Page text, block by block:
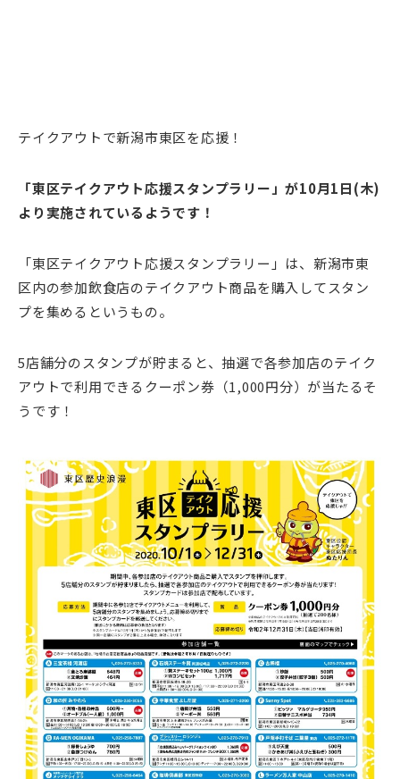
テイクアウトで新潟市東区を応援！
「東区テイクアウト応援スタンプラリー」が10月1日(木)
より実施されているようです！
「東区テイクアウト応援スタンプラリー」は、新潟市東
区内の参加飲食店のテイクアウト商品を購入してスタン
プを集めるというもの。
5店舗分のスタンプが貯まると、抽選で各参加店のテイク
アウトで利用できるクーポン券（1,000円分）が当たるそ
うです！